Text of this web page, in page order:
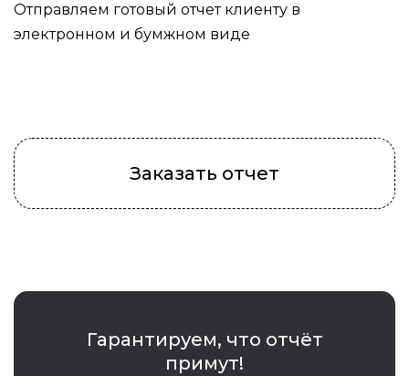
Отправляем готовый отчет клиенту в
электронном и бумжном виде
Заказать отчет
Гарантируем, что отчёт
примут!